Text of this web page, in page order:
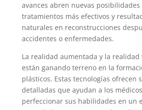
avances abren nuevas posibilidades
tratamientos más efectivos y
naturales en reconstrucciones
accidentes o enfermedades.
La realidad aumentada y la
están ganando terreno en la
plásticos. Estas tecnologías ofrecen
detalladas que ayudan a los
perfeccionar sus habilidades en un